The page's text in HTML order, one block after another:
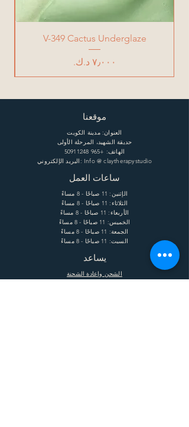
V-349 Cactus Underglaze
السعر
موقعنا
العنوان: مدينة الكويت
حديقة الشهيد، المرحلة الأولى
الهاتف: +965 50911248
البريد الإلكتروني: Info @ claytherapystudio
ساعات العمل
الإثنين: 11 صباحًا - 8 مساءً
الثلاثاء: 11 صباحًا - 8 مساءً
الأربعاء: 11 صباحًا - 8 مساءً
الخميس: 11 صباحًا - 8 مساءً
الجمعة: 11 صباحًا - 8 مساءً
السبت: 11 صباحًا - 8 مساءً
يساعد
الشحن وإعادة الشحنة